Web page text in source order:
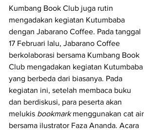
Kumbang Book Club juga rutin
mengadakan kegiatan Kutumbaba
dengan Jabarano Coffee. Pada tanggal
17 Februari lalu, Jabarano Coffee
berkolaborasi bersama Kumbang Book
Club mengadakan kegiatan Kutumbaba
yang berbeda dari biasanya. Pada
kegiatan ini, setelah membaca buku
dan berdiskusi, para peserta akan
melukis bookmark menggunakan cat air
bersama ilustrator Faza Ananda. Acara